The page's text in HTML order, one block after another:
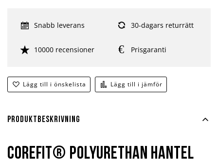
Lägg till i önskelista Lägg till i jämför
Snabb leverans 30-dagars returrätt
10000 recensioner Prisgaranti
Produktbeskrivning
Corefit® Polyurethan hantel